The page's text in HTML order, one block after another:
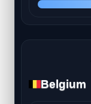
Belgium